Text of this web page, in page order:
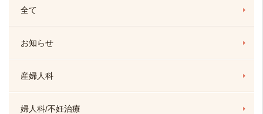
全て
お知らせ
産婦人科
婦人科/不妊治療